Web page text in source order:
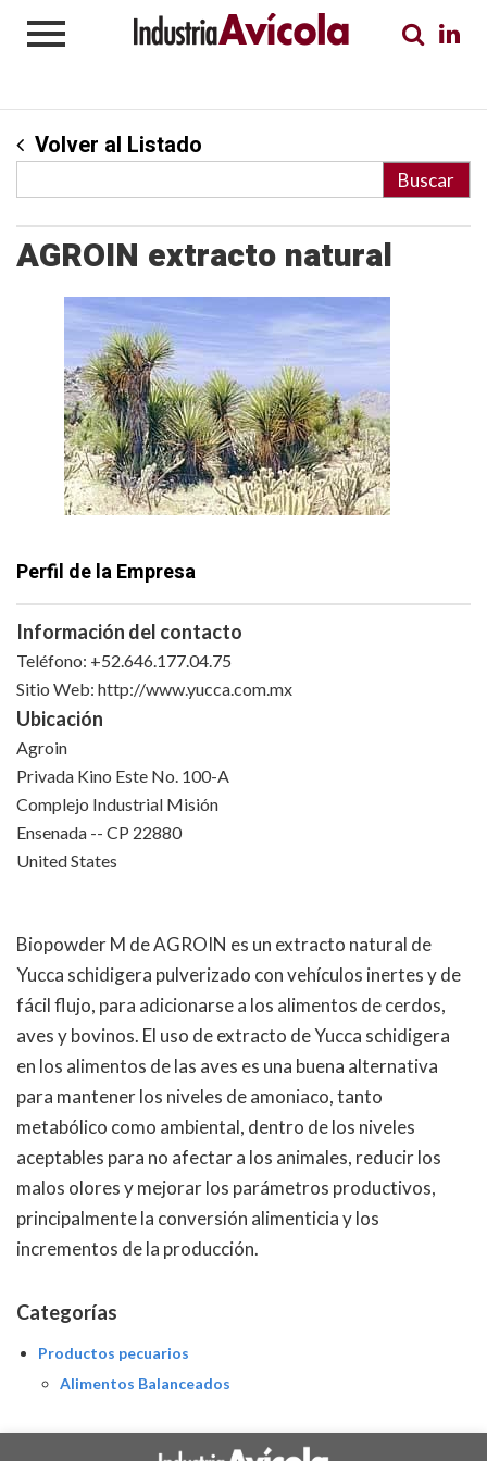
Volver al Listado
AGROIN extracto natural
Perfil de la Empresa
Información del contacto
Teléfono: +52.646.177.04.75
Sitio Web: http://www.yucca.com.mx
Ubicación
Agroin
Privada Kino Este No. 100-A
Complejo Industrial Misión
Ensenada -- CP 22880
United States
Biopowder M de AGROIN es un extracto natural de
Yucca schidigera pulverizado con vehículos inertes y de
fácil flujo, para adicionarse a los alimentos de cerdos,
aves y bovinos. El uso de extracto de Yucca schidigera
en los alimentos de las aves es una buena alternativa
para mantener los niveles de amoniaco, tanto
metabólico como ambiental, dentro de los niveles
aceptables para no afectar a los animales, reducir los
malos olores y mejorar los parámetros productivos,
principalmente la conversión alimenticia y los
incrementos de la producción.
Categorías
Productos pecuarios
Alimentos Balanceados